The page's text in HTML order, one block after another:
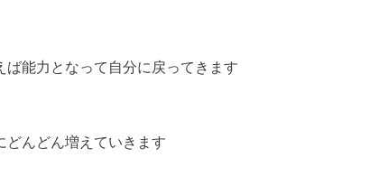
能力となって自分に戻ってきます
どんどん増えていきます